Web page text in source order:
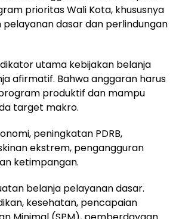
prioritas Wali Kota, khususnya
dasar dan perlindungan
utama kebijakan belanja
afirmatif. Bahwa anggaran harus
produktif dan mampu
target makro.
peningkatan PDRB,
ekstrem, pengangguran
ketimpangan.
belanja pelayanan dasar.
kesehatan, pencapaian